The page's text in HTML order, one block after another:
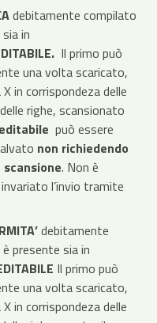
debitamente compilato
in
Il primo può
una volta scaricato,
in corrispondeza delle
righe, scansionato
può essere
non richiedendo
. Non è
l’invio tramite
debitamente
presente sia in
Il primo può
una volta scaricato,
in corrispondeza delle